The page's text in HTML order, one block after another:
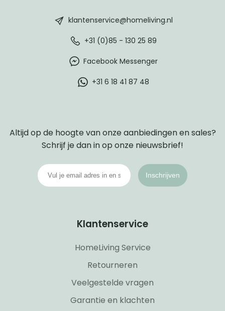
klantenservice@homeliving.nl
+31 (0)85 - 130 25 89
Facebook Messenger
+31 6 18 41 87 48
Altijd op de hoogte van onze aanbiedingen en sales?
Schrijf je dan in op onze nieuwsbrief!
Inschrijven
Klantenservice
HomeLiving Service
Retourneren
Veelgestelde vragen
Garantie en klachten